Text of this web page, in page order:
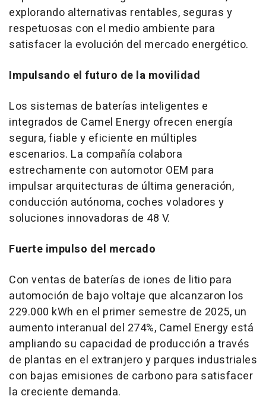
explorando alternativas rentables, seguras y
respetuosas con el medio ambiente para
satisfacer la evolución del mercado energético.
Impulsando el futuro de la movilidad
Los sistemas de baterías inteligentes e
integrados de Camel Energy ofrecen energía
segura, fiable y eficiente en múltiples
escenarios. La compañía colabora
estrechamente con automotor OEM para
impulsar arquitecturas de última generación,
conducción autónoma, coches voladores y
soluciones innovadoras de 48 V.
Fuerte impulso del mercado
Con ventas de baterías de iones de litio para
automoción de bajo voltaje que alcanzaron los
229.000 kWh en el primer semestre de 2025, un
aumento interanual del 274%, Camel Energy está
ampliando su capacidad de producción a través
de plantas en el extranjero y parques industriales
con bajas emisiones de carbono para satisfacer
la creciente demanda.